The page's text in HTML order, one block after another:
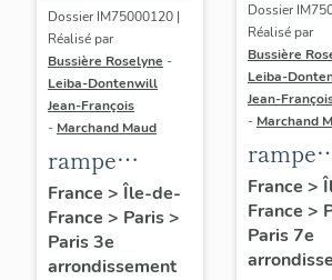
Dossier IM75000120 |
Réalisé par
Bussière Roselyne -
Leiba-Dontenwill
Jean-François
- Marchand Maud
rampe
d'appui,
escalier du
couvent de la
France > Île-de-
France > Paris>
Paris 3e
arrondissement
Dossier
Réalisé par
Bussière
Leiba-
Jean-
- Marchand
rampe
d'appui,
escalier
France >
France >
Paris 7e